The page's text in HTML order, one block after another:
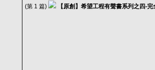
(第 1 篇) 【原創】希望工程有聲書系列之四-